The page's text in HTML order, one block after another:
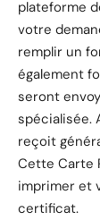
plateforme
votre
remplir un
également
seront
spécialisée.
reçoit
Cette Carte
imprimer et
certificat.